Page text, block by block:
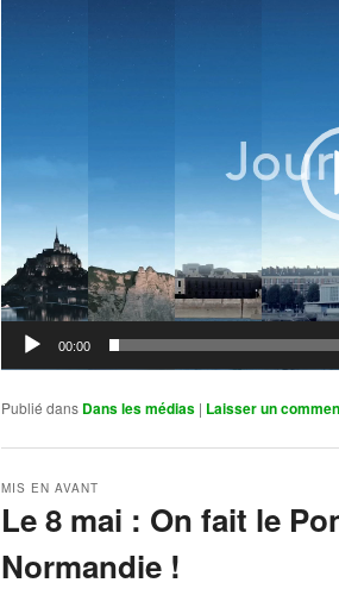
00:00
Publié dans Dans les médias | Laisser un
Le 8 mai : On fait le
Normandie !
MIS EN AVANT